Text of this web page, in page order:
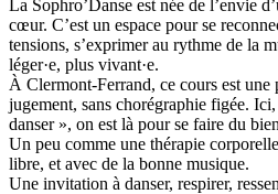
La Sophro’Danse est née de l’envie
cœur. C’est un espace pour se
tensions, s’exprimer au rythme de la
léger·e, plus vivant·e.
À Clermont-Ferrand, ce cours est une
jugement, sans chorégraphie figée.
danser », on est là pour se faire du
Un peu comme une thérapie
libre, et avec de la bonne musique.
Une invitation à danser, respirer,